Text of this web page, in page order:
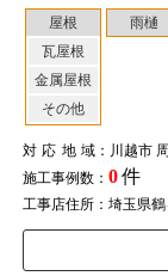
屋根
瓦屋根
金属屋根
その他
雨樋
対応地域：川越市
施工事例数： 0件
工事店住所：埼玉県